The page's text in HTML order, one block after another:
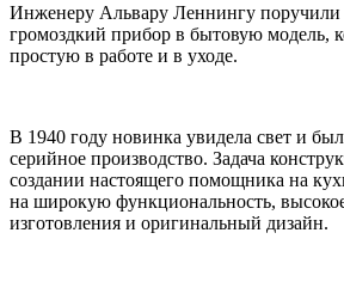
Инженеру Альвару Леннингу поручили
громоздкий прибор в бытовую модель,
простую в работе и в уходе.
В 1940 году новинка увидела свет и
серийное производство. Задача
создании настоящего помощника на
на широкую функциональность,
изготовления и оригинальный дизайн.